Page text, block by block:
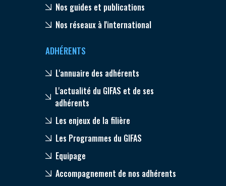
Nos guides et publications
Nos réseaux à l'international
ADHÉRENTS
L'annuaire des adhérents
L'actualité du GIFAS et de ses
adhérents
Les enjeux de la filière
Les Programmes du GIFAS
Equipage
Accompagnement de nos adhérents